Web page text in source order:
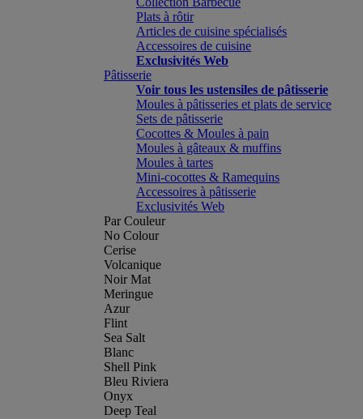
Plats à rôtir
Articles de cuisine spécialisés
Accessoires de cuisine
Exclusivités Web
Pâtisserie
Voir tous les ustensiles de pâtisserie
Moules à pâtisseries et plats de service
Sets de pâtisserie
Cocottes & Moules à pain
Moules à gâteaux & muffins
Moules à tartes
Mini-cocottes & Ramequins
Accessoires à pâtisserie
Exclusivités Web
Par Couleur
No Colour
Cerise
Volcanique
Noir Mat
Meringue
Azur
Flint
Sea Salt
Blanc
Shell Pink
Bleu Riviera
Onyx
Deep Teal